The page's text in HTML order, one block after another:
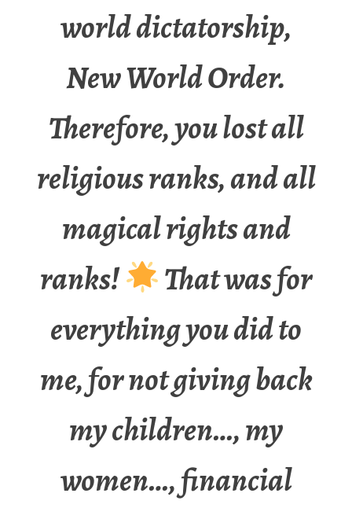
world dictatorship,
New World Order.
Therefore, you lost all
religious ranks, and all
magical rights and
ranks!
That was for
everything you did to
me, for not giving back
my children…, my
women…, financial